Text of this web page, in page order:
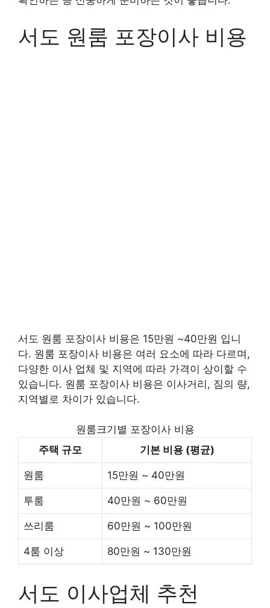
서도 원룸 포장이사 비용
서도 원룸 포장이사 비용은 15만원 ~40만원 입니
다. 원룸 포장이사 비용은 여러 요소에 따라 다르며,
다양한 이사 업체 및 지역에 따라 가격이 상이할 수
있습니다. 원룸 포장이사 비용은 이사거리, 짐의 량,
지역별로 차이가 있습니다.
원룸크기별 포장이사 비용
주택 규모
기본 비용 (평균)
원룸 15만원 ~ 40만원
투룸 40만원 ~ 60만원
쓰리룸 60만원 ~ 100만원
4룸 이상 80만원 ~ 130만원
서도 이사업체 추천